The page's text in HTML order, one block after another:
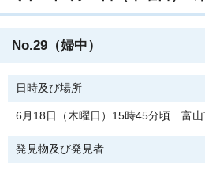
No.29（婦中）
日時及び場所
6月18日（木曜日）15時45分頃 富山
発見物及び発見者